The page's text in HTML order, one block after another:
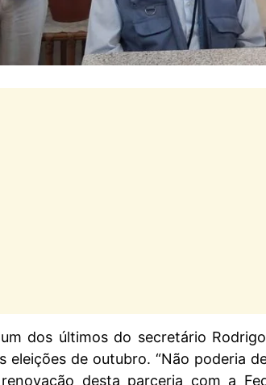
dos últimos do secretário
eleições de outubro. “Não poderia
desta parceria com a